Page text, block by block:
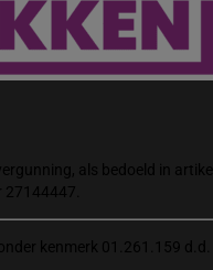
als bedoeld in artikel
kenmerk 01.261.159 d.d.